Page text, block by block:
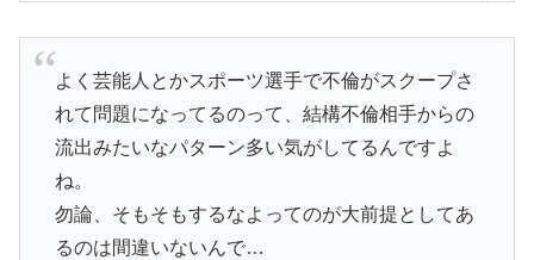
よく芸能人とかスポーツ選手で不倫がスクープさ
れて問題になってるのって、結構不倫相手からの
流出みたいなパターン多い気がしてるんですよ
ね。
勿論、そもそもするなよってのが大前提としてあ
るのは間違いないんで…